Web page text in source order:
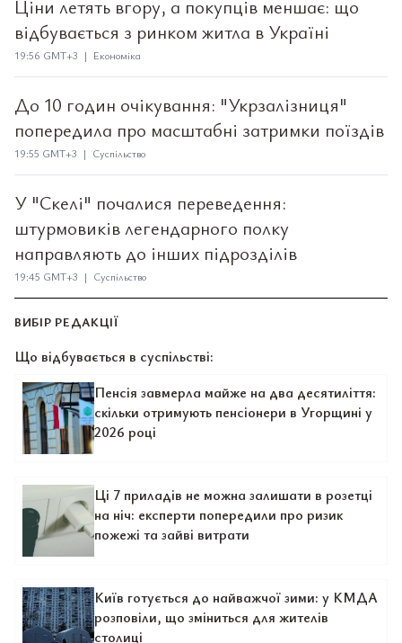
Ціни летять вгору, а покупців меншає: що
відбувається з ринком житла в Україні
19:56 GMT+3 | Економіка
До 10 годин очікування: "Укрзалізниця"
попередила про масштабні затримки поїздів
19:55 GMT+3 | Суспільство
У "Скелі" почалися переведення:
штурмовиків легендарного полку
направляють до інших підрозділів
19:45 GMT+3 | Суспільство
ВИБІР РЕДАКЦІЇ
Що відбувається в суспільстві:
Пенсія завмерла майже на два десятиліття:
скільки отримують пенсіонери в Угорщині у
2026 році
Ці 7 приладів не можна залишати в розетці
на ніч: експерти попередили про ризик
пожежі та зайві витрати
Київ готується до найважчої зими: у КМДА
розповіли, що зміниться для жителів
столиці